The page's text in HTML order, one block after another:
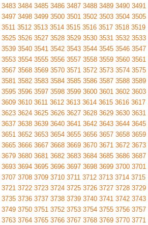
3483 3484 3485 3486 3487 3488 3489 3490 3491
3497 3498 3499 3500 3501 3502 3503 3504 3505
3511 3512 3513 3514 3515 3516 3517 3518 3519
3525 3526 3527 3528 3529 3530 3531 3532 3533
3539 3540 3541 3542 3543 3544 3545 3546 3547
3553 3554 3555 3556 3557 3558 3559 3560 3561
3567 3568 3569 3570 3571 3572 3573 3574 3575
3581 3582 3583 3584 3585 3586 3587 3588 3589
3595 3596 3597 3598 3599 3600 3601 3602 3603
3609 3610 3611 3612 3613 3614 3615 3616 3617
3623 3624 3625 3626 3627 3628 3629 3630 3631
3637 3638 3639 3640 3641 3642 3643 3644 3645
3651 3652 3653 3654 3655 3656 3657 3658 3659
3665 3666 3667 3668 3669 3670 3671 3672 3673
3679 3680 3681 3682 3683 3684 3685 3686 3687
3693 3694 3695 3696 3697 3698 3699 3700 3701
3707 3708 3709 3710 3711 3712 3713 3714 3715
3721 3722 3723 3724 3725 3726 3727 3728 3729
3735 3736 3737 3738 3739 3740 3741 3742 3743
3749 3750 3751 3752 3753 3754 3755 3756 3757
3763 3764 3765 3766 3767 3768 3769 3770 3771